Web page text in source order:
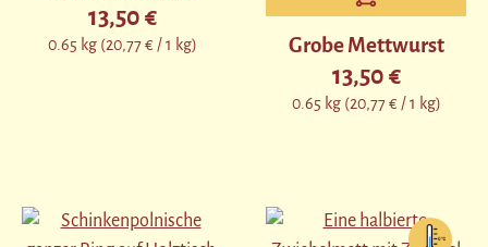
Regulärer Preis:
13,50 €
0.65 kg (20,77 € / 1 kg) Grobe Mettwurst
Regulärer Preis:
13,50 €
0.65 kg (20,77 € / 1 kg)